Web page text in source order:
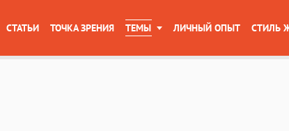
СТАТЬИ ТОЧКА ЗРЕНИЯ ТЕМЫ ЛИЧНЫЙ ОПЫТ СТИЛЬ